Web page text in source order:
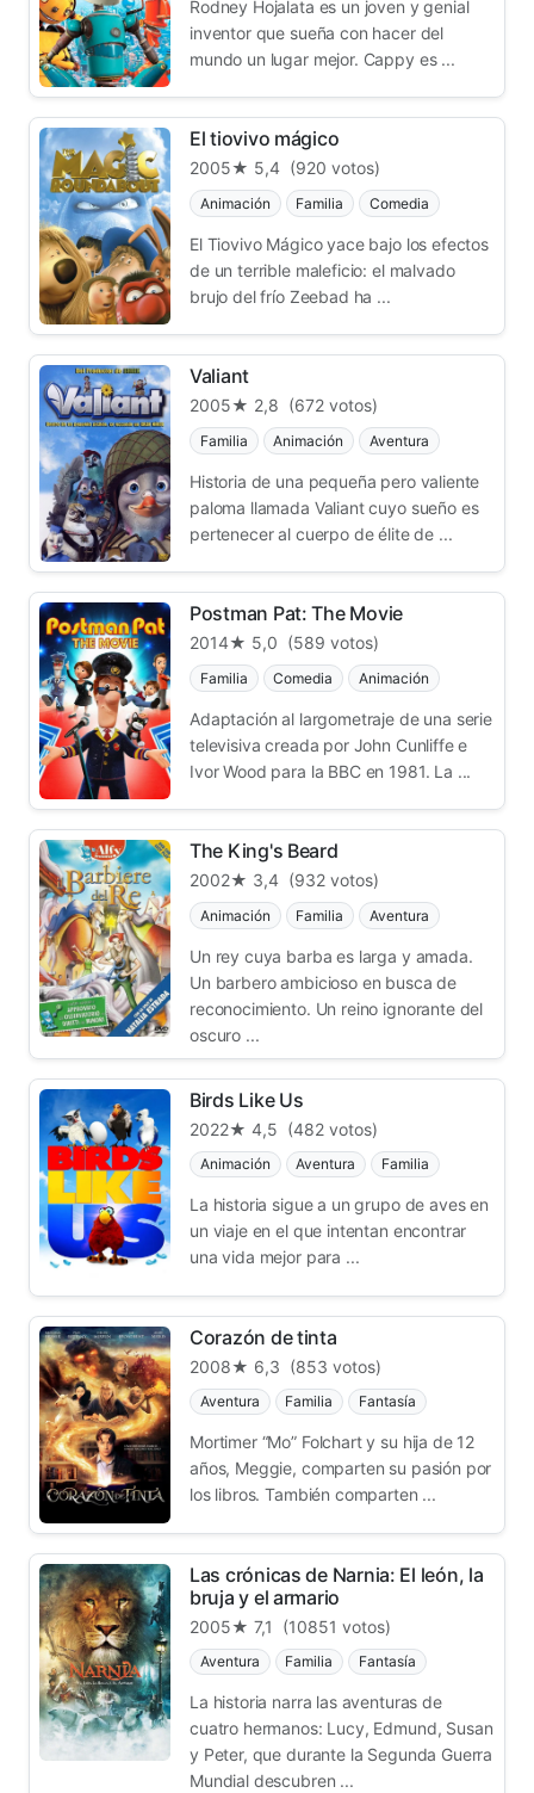
Rodney Hojalata es un joven y genial
inventor que sueña con hacer del
mundo un lugar mejor. Cappy es ...
El tiovivo mágico
2005★ 5,4 (920 votos)
Animación Familia Comedia
El Tiovivo Mágico yace bajo los efectos
de un terrible maleficio: el malvado
brujo del frío Zeebad ha ...
Valiant
2005★ 2,8 (672 votos)
Familia Animación Aventura
Historia de una pequeña pero valiente
paloma llamada Valiant cuyo sueño es
pertenecer al cuerpo de élite de ...
Postman Pat: The Movie
2014★ 5,0 (589 votos)
Familia Comedia Animación
Adaptación al largometraje de una serie
televisiva creada por John Cunliffe e
Ivor Wood para la BBC en 1981. La ...
The King's Beard
2002★ 3,4 (932 votos)
Animación Familia Aventura
Un rey cuya barba es larga y amada.
Un barbero ambicioso en busca de
reconocimiento. Un reino ignorante del
oscuro ...
Birds Like Us
2022★ 4,5 (482 votos)
Animación Aventura Familia
La historia sigue a un grupo de aves en
un viaje en el que intentan encontrar
una vida mejor para ...
Corazón de tinta
2008★ 6,3 (853 votos)
Aventura Familia Fantasía
Mortimer “Mo” Folchart y su hija de 12
años, Meggie, comparten su pasión por
los libros. También comparten ...
Las crónicas de Narnia: El león, la
bruja y el armario
2005★ 7,1 (10851 votos)
Aventura Familia Fantasía
La historia narra las aventuras de
cuatro hermanos: Lucy, Edmund, Susan
y Peter, que durante la Segunda Guerra
Mundial descubren ...